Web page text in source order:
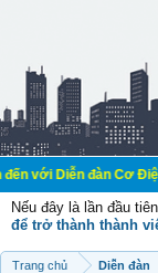
đàn Cơ Điện - Diễn
Nếu đây là lần đầu
để trở thành thành
Trang chủ Diễn đàn